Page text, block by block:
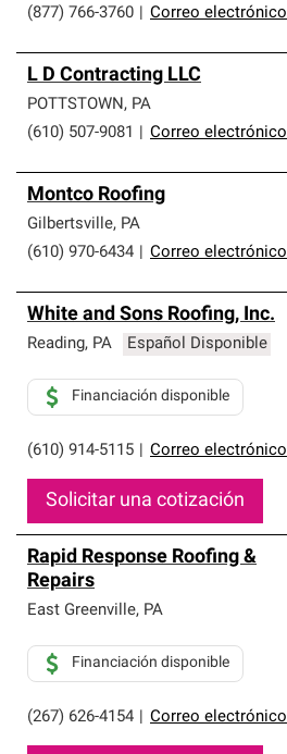
(877) 766-3760 Correo electrónico
L D Contracting LLC
POTTSTOWN, PA
(610) 507-9081
Correo electrónico
Montco Roofing
Gilbertsville, PA
(610) 970-6434
Correo electrónico
White and Sons Roofing, Inc.
Reading, PA Español Disponible
(610) 914-5115 Correo electrónico
Financiación disponible
Solicitar una cotización
Rapid Response Roofing &
Repairs
East Greenville, PA
(267) 626-4154 Correo electrónico
Financiación disponible